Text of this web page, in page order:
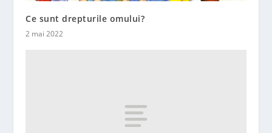
Ce sunt drepturile omului?
2 mai 2022